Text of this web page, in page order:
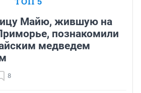
Майю, жившую на
познакомили
медведем
8